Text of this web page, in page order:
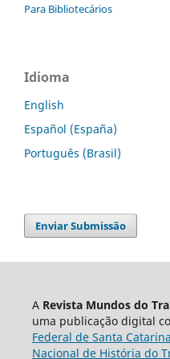
Para Bibliotecários
Idioma
English
Español (España)
Português (Brasil)
Enviar Submissão
A Revista Mundos do
uma publicação digital
Federal de Santa
Nacional de História do